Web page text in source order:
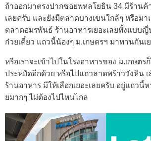
ถ้าออกมาตรงปากซอยพหลโยธิน 34 มีร้านค้
เลยครับ และยังมีตลาดบางเขนใกล้ๆ หรือมา
ตลาดอมรพันธ์ ร้านอาหารเยอะเลยทั้งแบบญี่
ก๋วยเตี๋ยว แถวนี้น้องๆ ม.เกษตรฯ มาทานกันเ
หรือเราจะเข้าไปในโรงอาหารของ ม.เกษตร
ประหยัดอีกด้วย หรือไปแถวลาดพร้าววังหิน
ร้านอาหาร มีให้เลือกเยอะเลยครับ อยู่แถวนี้
ยมากๆ ไม่ต้องไปไหนไกล